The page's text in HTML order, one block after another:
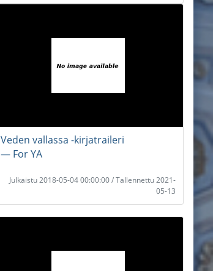
Veden vallassa -kirjatraileri
― For YA
Julkaistu 2018-05-04 00:00:00 / Tallennettu 2021-
05-13